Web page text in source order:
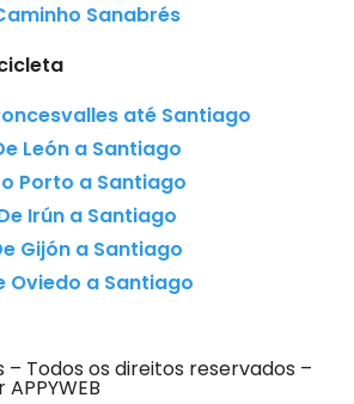
Sanabrés
até Santiago
León a Santiago
Porto a Santiago
Irún a Santiago
Gijón a Santiago
Oviedo a Santiago
– Todos os direitos reservados –